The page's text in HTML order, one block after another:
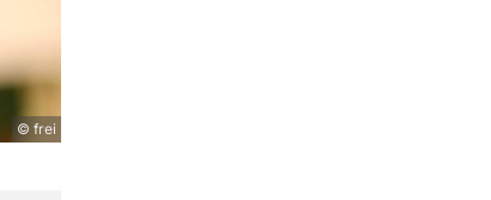
© frei